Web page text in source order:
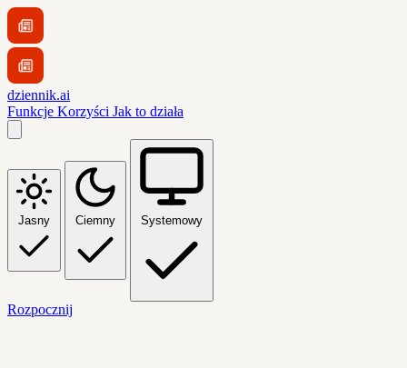
dziennik.ai
Funkcje Korzyści Jak to działa
Jasny Ciemny Systemowy
Rozpocznij